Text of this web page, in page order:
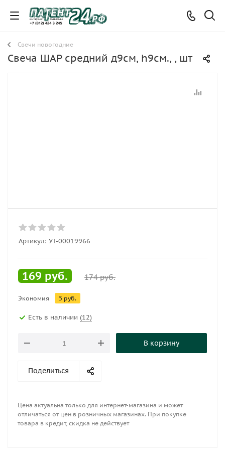
Свечи новогодние
Свеча ШАР средний д9см, h9см., , шт
Артикул: УТ-00019966
169 руб. 174руб.
Экономия 5 руб.
Есть в наличии (12)
В корзину
Поделиться
Цена актуальна только для интернет-магазина и может
отличаться от цен в розничных магазинах. При покупке
товара в кредит, скидка не действует